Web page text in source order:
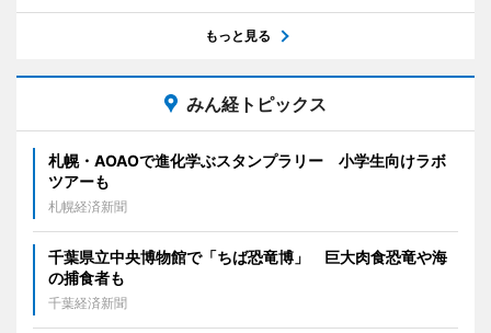
もっと見る
みん経トピックス
札幌・AOAOで進化学ぶスタンプラリー 小学生向けラボ
ツアーも
札幌経済新聞
千葉県立中央博物館で「ちば恐竜博」 巨大肉食恐竜や海
の捕食者も
千葉経済新聞